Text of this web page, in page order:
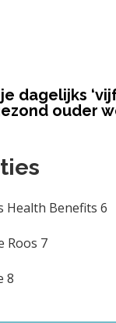
dagelijks
ouder